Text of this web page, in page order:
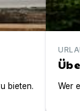
bieten. Wer